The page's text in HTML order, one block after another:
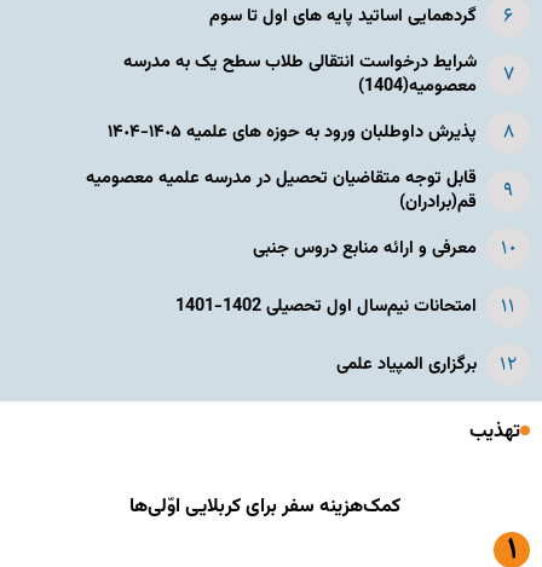
گردهمایی اساتید پایه های اول تا سوم
شرایط درخواست انتقالی طلاب سطح یک به مدرسه
معصومیه(1404)
پذیرش داوطلبان ورود به حوزه های علمیه ١۴٠۵-١۴٠۴
قابل توجه متقاضیان تحصیل در مدرسه علمیه معصومیه
قم(برادران)
معرفی و ارائه منابع دروس جنبی
امتحانات نیم‌سال اول تحصیلی 1402-1401
برگزاری المپیاد علمی
تهذیب
کمک‌هزینه سفر برای کربلایی اوّلی‌ها